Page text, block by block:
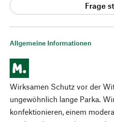
Allgemeine Informationen
Wirksamen Schutz vor der
ungewöhnlich lange Parka.
konfektionieren, einem
Frage